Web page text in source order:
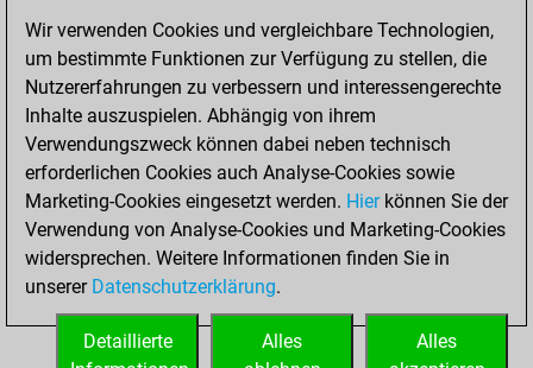
Dienstag,
Dezember 8, 2020
You won
against Fritz
Fritz
You achieved a
BeautyScore of 10
You achieved a
new Elo of 1595
You created
your Fritz account
Wir verwenden Cookies und vergleichbare Technologien,
um bestimmte Funktionen zur Verfügung zu stellen, die
Nutzererfahrungen zu verbessern und interessengerechte
Inhalte auszuspielen. Abhängig von ihrem
Verwendungszweck können dabei neben technisch
erforderlichen Cookies auch Analyse-Cookies sowie
Marketing-Cookies eingesetzt werden. Hierkönnen Sie der
Verwendung von Analyse-Cookies und Marketing-Cookies
widersprechen. Weitere Informationen finden Sie in
unserer Datenschutzerklärung.
Alles
Alles
Detaillierte